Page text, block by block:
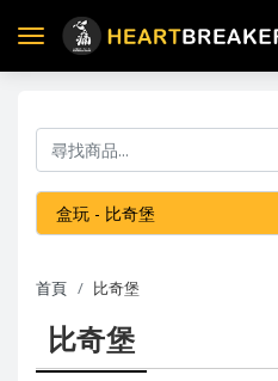
首頁 比奇堡
比奇堡